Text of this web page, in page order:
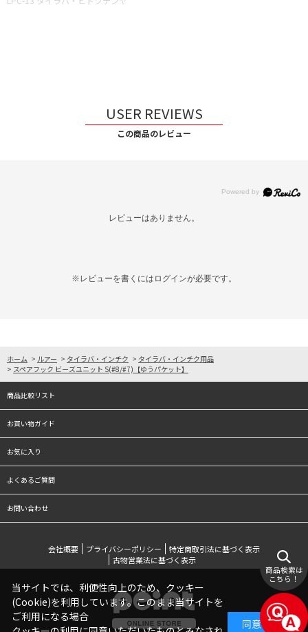
USER REVIEWS
この商品のレビュー
レビューはありません。
※レビューを書くには ログインが必要です。
ホーム > ルアー > タイラバ・インチク > タイラバ・インチク用品
> スペアフック ビーズユニット S(#8/#7)【ゆうパケット】
商品比較リスト
お買い物ガイド
お気に入り
よくあるご質問
お問い合わせ
会社概要 プライバシーポリシー
特定商取引法に基づく表示
古物営業法に基づく表示
商品検索は
こちら！
当サイトでは、利便性向上のため、クッキー
(Cookie)を利用しています。このまま当サイトを
ご利用になる場合
同意する